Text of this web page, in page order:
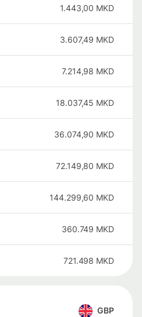
1.443,00 MKD
3.607,49 MKD
7.214,98 MKD
18.037,45 MKD
36.074,90 MKD
72.149,80 MKD
144.299,60 MKD
360.749 MKD
721.498 MKD
GBP